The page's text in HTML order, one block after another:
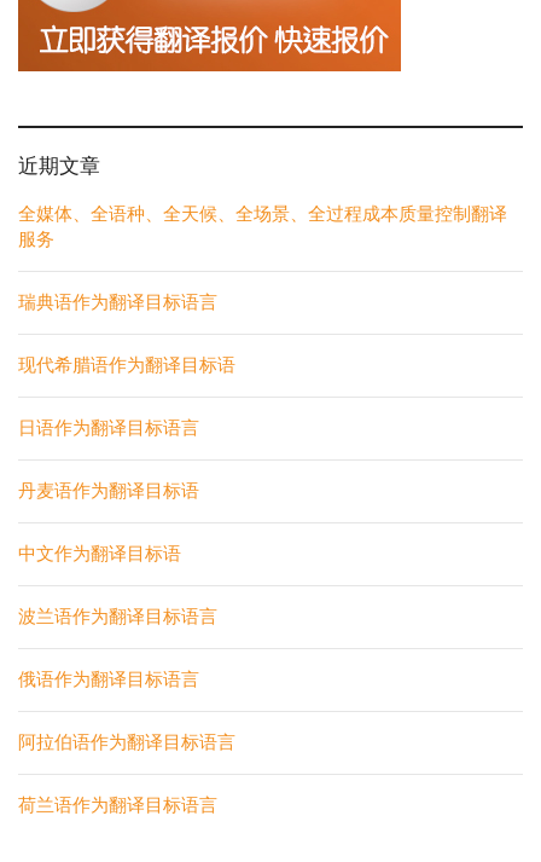
近期文章
全媒体、全语种、全天候、全场景、全过程成本质量控制翻译
服务
瑞典语作为翻译目标语言
现代希腊语作为翻译目标语
日语作为翻译目标语言
丹麦语作为翻译目标语
中文作为翻译目标语
波兰语作为翻译目标语言
俄语作为翻译目标语言
阿拉伯语作为翻译目标语言
荷兰语作为翻译目标语言